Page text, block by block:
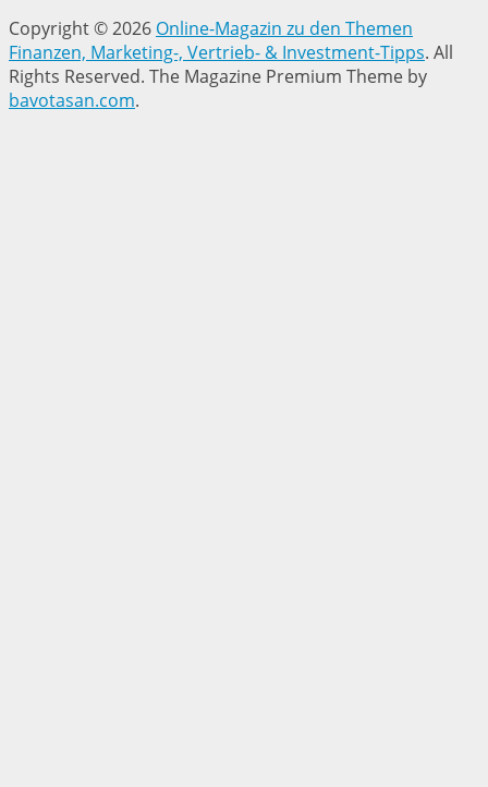
Copyright © 2026 Online-Magazin zu den Themen
Finanzen, Marketing-, Vertrieb- & Investment-Tipps. All
Rights Reserved. The Magazine Premium Theme by
bavotasan.com.